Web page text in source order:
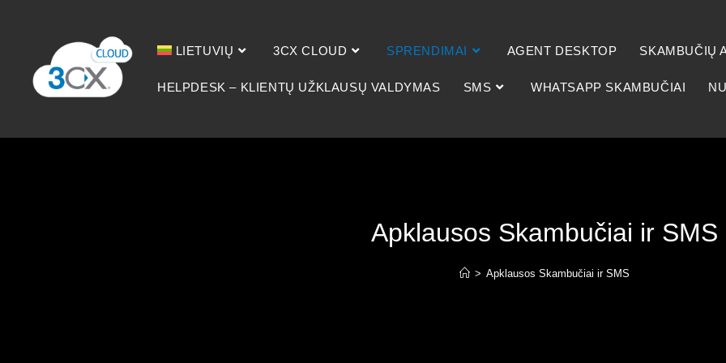
LIETUVIŲ 3CX CLOUD SPRENDIMAI AGENT DESKTOP SKAMBUČIŲ
HELPDESK – KLIENTŲ UŽKLAUSŲ VALDYMAS SMS WHATSAPP SKAMBUČIAI
Apklausos Skambučiai ir SMS
> Apklausos Skambučiai ir SMS